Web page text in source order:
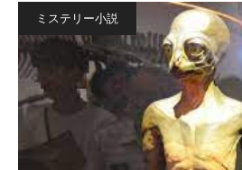
ミステリー小説